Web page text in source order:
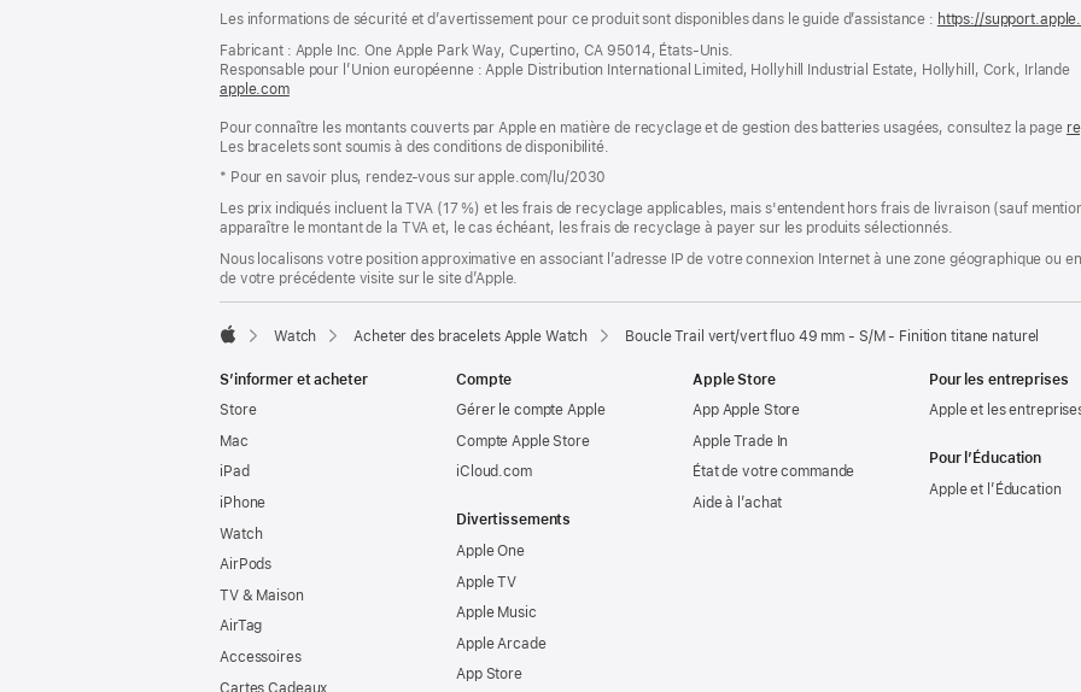
de
page
de
bas
de
page
Les informations de sécurité et d’avertissement pour ce produit sont disponibles dans le guide d’assistance : https://
Fabricant : Apple Inc. One Apple Park Way, Cupertino, CA 95014, États-Unis.
Responsable pour l’Union européenne : Apple Distribution International Limited, Hollyhill Industrial Estate, Hollyhill, Cork, Irlande
apple.com(s’ouvre
une
nouvelle
fenêtre)
Pour connaître les montants couverts par Apple en matière de recyclage et de gestion des batteries usagées, consultez la page
Les bracelets sont soumis à des conditions de disponibilité.
* Pour en savoir plus, rendez‑vous sur apple.com/lu/2030
Les prix indiqués incluent la TVA (17 %) et les frais de recyclage applicables, mais s'entendent hors frais de livraison (sauf
apparaître le montant de la TVA et, le cas échéant, les frais de recyclage à payer sur les produits sélectionnés.
Nous localisons votre position approximative en associant l’adresse IP de votre connexion Internet à une zone géographique ou
de votre précédente visite sur le site d’Apple.
Watch Acheter des bracelets Apple Watch Boucle Trail vert/vert fluo 49 mm - S/M - Finition titane naturel
S’informer et acheter
Store
Mac
iPad
iPhone
Watch
AirPods
TV & Maison
AirTag
Accessoires
Cartes Cadeaux
Compte
Gérer le compte Apple
Compte Apple Store
iCloud.com
Divertissements
Apple One
Apple TV
Apple Music
Apple Arcade
App Store
Apple Store
App Apple Store
Apple Trade In
État de votre commande
Aide à l’achat
Pour les entreprises
Apple et les
Pour l’Éducation
Apple et l’Éducation